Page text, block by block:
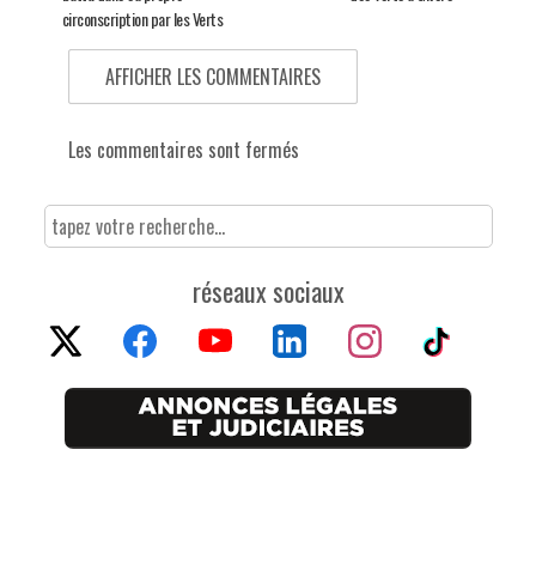
circonscription par les Verts
AFFICHER LES COMMENTAIRES
Les commentaires sont fermés
réseaux sociaux